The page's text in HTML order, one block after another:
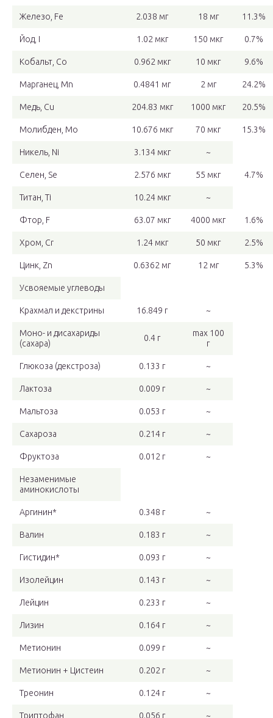
Железо, Fe 2.038 мг 18 мг 11.3%
Йод, I 1.02 мкг 150 мкг 0.7%
Кобальт, Co 0.962 мкг 10 мкг 9.6%
Марганец, Mn 0.4841 мг 2 мг 24.2%
Медь, Cu 204.83 мкг 1000 мкг 20.5%
Молибден, Mo 10.676 мкг 70 мкг 15.3%
Никель, Ni 3.134 мкг ~
Селен, Se 2.576 мкг 55 мкг 4.7%
Титан, Ti 10.24 мкг ~
Фтор, F 63.07 мкг 4000 мкг 1.6%
Хром, Cr 1.24 мкг 50 мкг 2.5%
Цинк, Zn 0.6362 мг 12 мг 5.3%
Усвояемые углеводы
Крахмал и декстрины 16.849 г ~
Моно- и дисахариды
(сахара)
0.4 г
max 100
г
Глюкоза (декстроза) 0.133 г ~
Лактоза 0.009 г ~
Мальтоза 0.053 г ~
Сахароза 0.214 г ~
Фруктоза 0.012 г ~
Незаменимые
аминокислоты
Аргинин* 0.348 г ~
Валин 0.183 г ~
Гистидин* 0.093 г ~
Изолейцин 0.143 г ~
Лейцин 0.233 г ~
Лизин 0.164 г ~
Метионин 0.099 г ~
Метионин + Цистеин 0.202 г ~
Треонин 0.124 г ~
Триптофан 0.056 г ~